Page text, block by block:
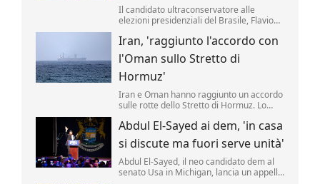
Il candidato ultraconservatore alle
elezioni presidenziali del Brasile, Flavio
che comporrà il ticket che sfiderà il
progressista Luiz Inácio da Lula agli
scrutini di ottobre.
Iran, 'raggiunto l'accordo con
l'Oman sullo Stretto di
Hormuz'
Iran e Oman hanno raggiunto un accordo
sulle rotte dello Stretto di Hormuz. Lo
Teheran, citato da Al Arabiya, precisando
sono state "concordate le caratteristiche
geografiche del percorso" marittimo
nello Stretto.
Abdul El-Sayed ai dem, 'in casa
si discute ma fuori serve unità'
Abdul El-Sayed, il neo candidato dem al
senato Usa in Michigan, lancia un appello